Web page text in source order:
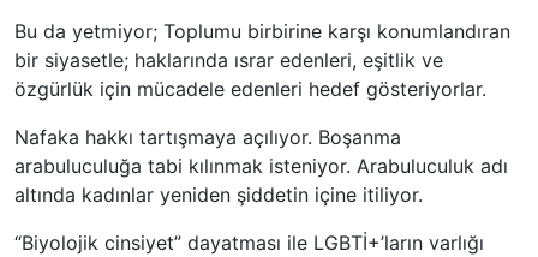
Bu da yetmiyor; Toplumu birbirine karşı konumlandıran
bir siyasetle; haklarında ısrar edenleri, eşitlik ve
özgürlük için mücadele edenleri hedef gösteriyorlar.
Nafaka hakkı tartışmaya açılıyor. Boşanma
arabuluculuğa tabi kılınmak isteniyor. Arabuluculuk adı
altında kadınlar yeniden şiddetin içine itiliyor.
“Biyolojik cinsiyet” dayatması ile LGBTİ+’ların varlığı